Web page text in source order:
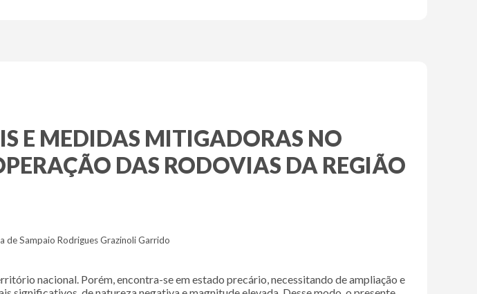
E MEDIDAS MITIGADORAS NO
DAS RODOVIAS DA REGIÃO
de Sampaio Rodrigues Grazinoli Garrido
nacional. Porém, encontra-se em estado precário, necessitando de ampliação e